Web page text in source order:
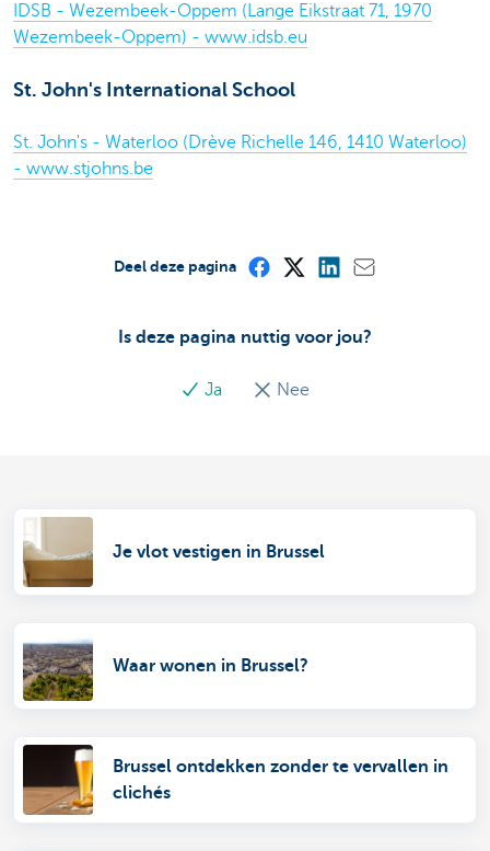
IDSB - Wezembeek-Oppem (Lange Eikstraat 71, 1970
Wezembeek-Oppem) - www.idsb.eu
St. John's International School
St. John's - Waterloo (Drève Richelle 146, 1410 Waterloo)
- www.stjohns.be
Is deze pagina nuttig voor jou?
Ja Nee
Deel deze pagina
Je vlot vestigen in Brussel
Waar wonen in Brussel?
Brussel ontdekken zonder te vervallen in
clichés